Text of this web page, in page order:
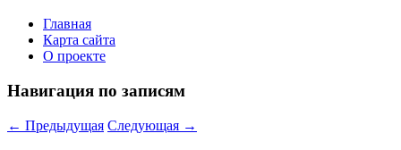
Главная
Карта сайта
О проекте
Навигация по записям
← Предыдущая Следующая →